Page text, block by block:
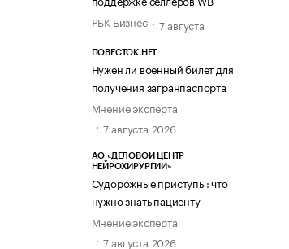
РБК Бизнес
7 августа
ПОВЕСТОК.НЕТ
Нужен ли военный билет для
получения загранпаспорта
Мнение эксперта
7 августа 2026
АО «ДЕЛОВОЙ ЦЕНТР
НЕЙРОХИРУРГИИ»
Судорожные приступы: что
нужно знать пациенту
Мнение эксперта
7 августа 2026